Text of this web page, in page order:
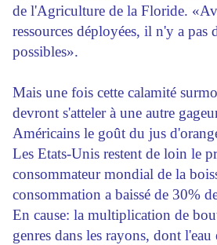
de l'Agriculture de la Floride.
ressources déployées, il n'y a pas
possibles».
Mais une fois cette calamité
devront s'atteler à une autre
Américains le goût du jus
Les Etats-Unis restent de loin le
consommateur mondial de la
consommation a baissé de 30%
En cause: la multiplication de
genres dans les rayons, dont l'eau